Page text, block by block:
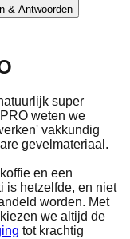
& Antwoorden
super
weten we
vakkundig
gevelmateriaal.
en een
is hetzelfde, en niet
worden. Met
we altijd de
tot krachtig